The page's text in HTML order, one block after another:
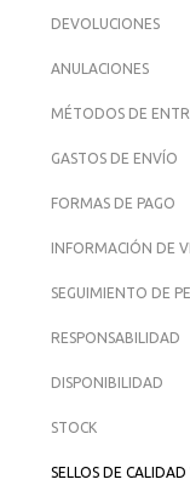
DEVOLUCIONES
ANULACIONES
MÉTODOS DE
GASTOS DE ENVÍO
FORMAS DE PAGO
INFORMACIÓN DE
SEGUIMIENTO DE
RESPONSABILIDAD
DISPONIBILIDAD
STOCK
SELLOS DE CALIDAD